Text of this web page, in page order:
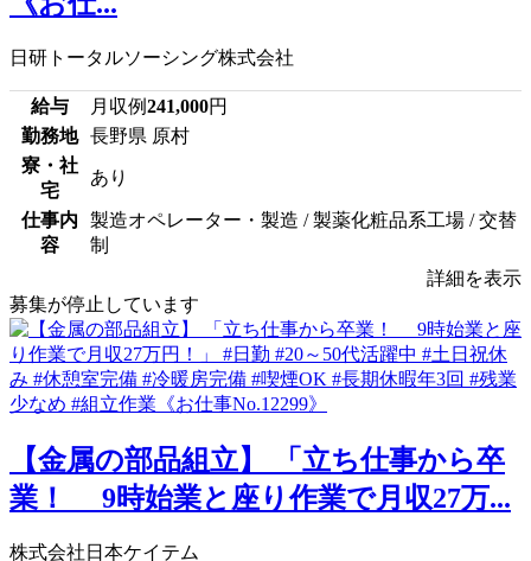
日研トータルソーシング株式会社
給与 月収例241,000円
勤務地
長野県 原村
寮・社
宅
あり
仕事内
容
製造オペレーター・製造 / 製薬化粧品系工場 / 交替
制
詳細を表示
募集が停止しています
【金属の部品組立】 「立ち仕事から卒
業！ 9時始業と座り作業で月収27万...
株式会社日本ケイテム